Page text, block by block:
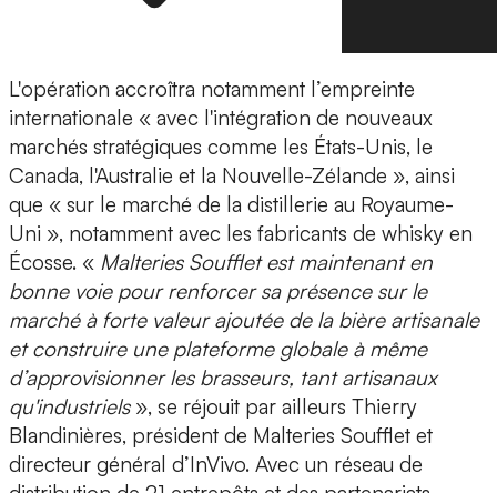
L'opération accroîtra notamment l’empreinte
internationale « avec l'intégration de nouveaux
marchés stratégiques comme les États-Unis, le
Canada, l'Australie et la Nouvelle-Zélande », ainsi
que « sur le marché de la distillerie au Royaume-
Uni », notamment avec les fabricants de whisky en
Écosse. « Malteries Soufflet est maintenant en
bonne voie pour renforcer sa présence sur le
marché à forte valeur ajoutée de la bière artisanale
et construire une plateforme globale à même
d’approvisionner les brasseurs, tant artisanaux
qu'industriels», se réjouit par ailleurs Thierry
Blandinières, président de Malteries Soufflet et
directeur général d’InVivo. Avec un réseau de